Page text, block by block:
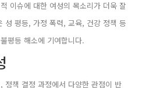
이슈에 대한 여성의 목소리가 더욱 잘
성 평등, 가정 폭력, 교육, 건강 정책 등
평등 해소에 기여합니다.
정책 결정 과정에서 다양한 관점이 반